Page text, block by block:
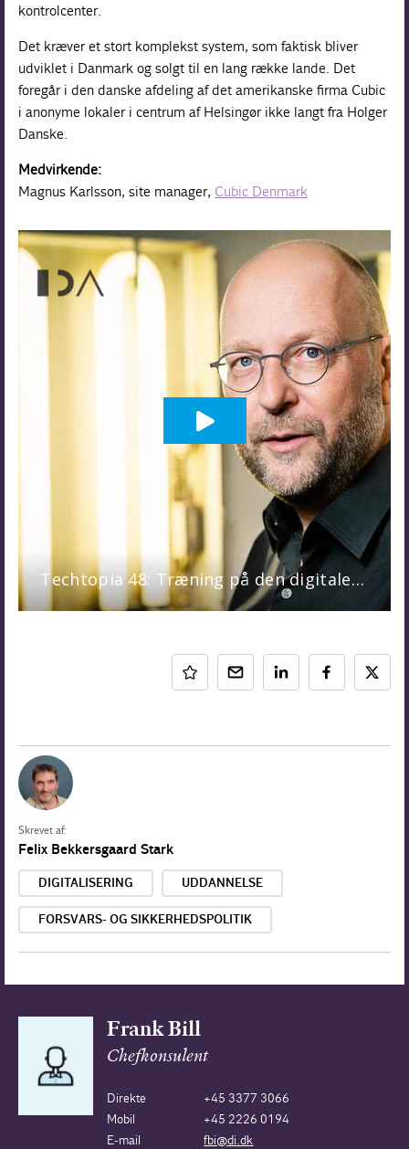
kontrolcenter.
Det kræver et stort komplekst system, som faktisk bliver
udviklet i Danmark og solgt til en lang række lande. Det
foregår i den danske afdeling af det amerikanske firma Cubic
i anonyme lokaler i centrum af Helsingør ikke langt fra Holger
Danske.
Medvirkende:
Magnus Karlsson, site manager, Cubic Denmark
Skrevet af:
Felix Bekkersgaard Stark
DIGITALISERING UDDANNELSE
FORSVARS- OG SIKKERHEDSPOLITIK
Frank Bill
Chefkonsulent
Direkte
+45 3377 3066
Mobil
+45 2226 0194
E-mail
fbi@di.dk